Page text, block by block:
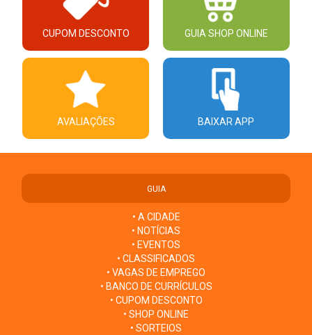
CUPOM DESCONTO GUIA SHOP ONLINE
AVALIAÇÕES BAIXAR APP
GUIA
• A CIDADE
• NOTÍCIAS
• EVENTOS
• CLASSIFICADOS
• VAGAS DE EMPREGO
• BANCO DE CURRÍCULOS
• CUPOM DESCONTO
• SHOP ONLINE
• SORTEIOS